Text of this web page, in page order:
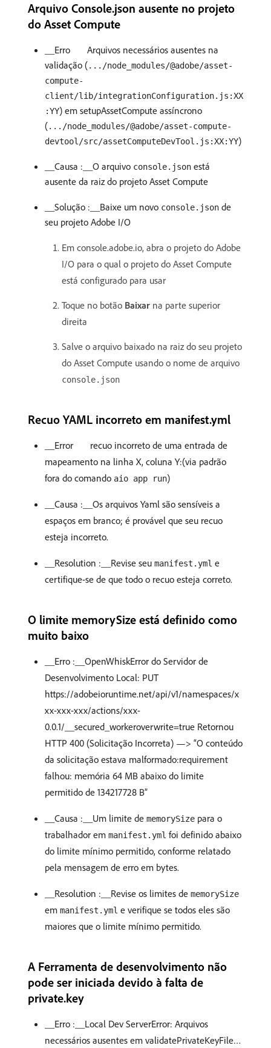
Arquivo Console.json ausente no projeto
do Asset Compute
__Erro
Arquivos necessários ausentes na
validação (.../node_modules/@adobe/asset-
compute-
client/lib/integrationConfiguration.js:XX
:YY) em setupAssetCompute assíncrono
(.../node_modules/@adobe/asset-compute-
devtool/src/assetComputeDevTool.js:XX:YY)
__Causa :__O arquivo console.json está
ausente da raiz do projeto Asset Compute
__Solução :__Baixe um novo console.json de
seu projeto Adobe I/O
Em console.adobe.io, abra o projeto do Adobe
I/O para o qual o projeto do Asset Compute
está configurado para usar
Toque no botão Baixar na parte superior
direita
Salve o arquivo baixado na raiz do seu projeto
do Asset Compute usando o nome de arquivo
console.json
Recuo YAML incorreto em manifest.yml
__Error
recuo incorreto de uma entrada de
mapeamento na linha X, coluna Y:(via padrão
fora do comando aio app run)
__Causa :__Os arquivos Yaml são sensíveis a
espaços em branco; é provável que seu recuo
esteja incorreto.
__Resolution :__Revise seu manifest.yml e
certifique-se de que todo o recuo esteja correto.
O limite memorySize está definido como
muito baixo
__Erro :__OpenWhiskError do Servidor de
Desenvolvimento Local: PUT
https://adobeioruntime.net/api/v1/namespaces/x
xx-xxx-xxx/actions/xxx-
0.0.1/__secured_workeroverwrite=true Retornou
HTTP 400 (Solicitação Incorreta) —> “O conteúdo
da solicitação estava malformado:requirement
falhou: memória 64 MB abaixo do limite
permitido de 134217728 B”
__Causa :__Um limite de memorySize para o
trabalhador em manifest.yml foi definido abaixo
do limite mínimo permitido, conforme relatado
pela mensagem de erro em bytes.
__Resolution :__Revise os limites de memorySize
em manifest.yml e verifique se todos eles são
maiores que o limite mínimo permitido.
A Ferramenta de desenvolvimento não
pode ser iniciada devido à falta de
private.key
__Erro :__Local Dev ServerError: Arquivos
necessários ausentes em validatePrivateKeyFile…